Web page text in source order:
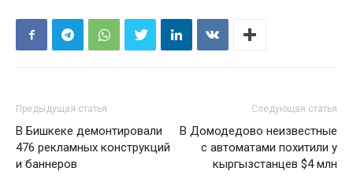
Предыдущая статья
В Бишкеке демонтировали
476 рекламных конструкций
и баннеров
Следующая статья
В Домодедово неизвестные
с автоматами похитили у
кыргызстанцев $4 млн